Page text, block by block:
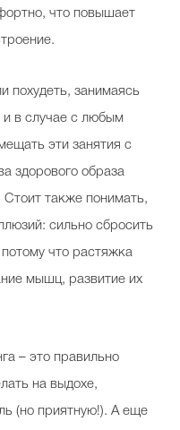
что повышает
похудеть, занимаясь
и в случае с любым
эти занятия с
здорового образа
также понимать,
сильно сбросить
что растяжка
мышц, развитие их
– это правильно
на выдохе,
(но приятную!). А еще